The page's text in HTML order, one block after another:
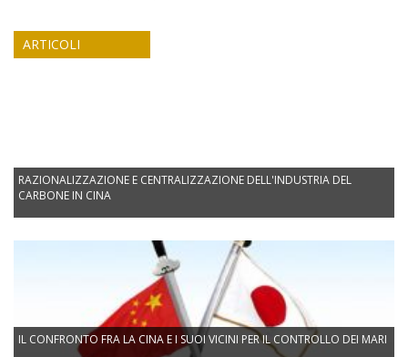
ARTICOLI
RAZIONALIZZAZIONE E CENTRALIZZAZIONE DELL'INDUSTRIA DEL
CARBONE IN CINA
IL CONFRONTO FRA LA CINA E I SUOI VICINI PER IL CONTROLLO DEI MARI